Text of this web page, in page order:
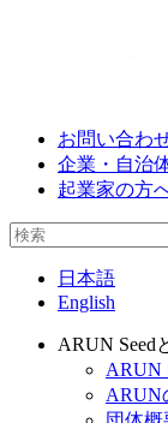
お問い合わ
企業・自治
起業家の方
日本語
English
ARUN Seed
ARUN
ARUN